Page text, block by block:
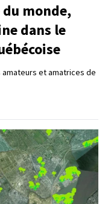
du monde,
dans le
et amatrices de